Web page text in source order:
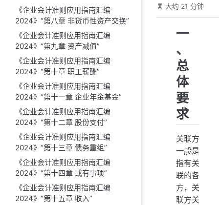
《企业会计准则应用指南汇编
2024》“第八章 非货币性资产交换”
《企业会计准则应用指南汇编
2024》“第九章 资产减值”
《企业会计准则应用指南汇编
2024》“第十章 职工薪酬”
《企业会计准则应用指南汇编
2024》“第十一章 企业年金基金”
《企业会计准则应用指南汇编
2024》“第十二章 股份支付”
《企业会计准则应用指南汇编
2024》“第十三章 债务重组”
《企业会计准则应用指南汇编
2024》“第十四章 或有事项”
《企业会计准则应用指南汇编
2024》“第十五章 收入”
大约 21 分钟
一
、
总
体
要
求
关联方
一般是
指有关
联的各
方，关
联方关